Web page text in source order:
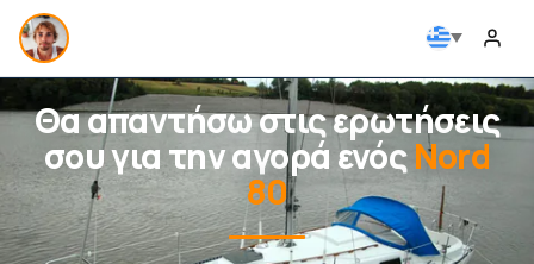
Θα απαντήσω στις ερωτήσεις
σου για την αγορά ενόςNord
80